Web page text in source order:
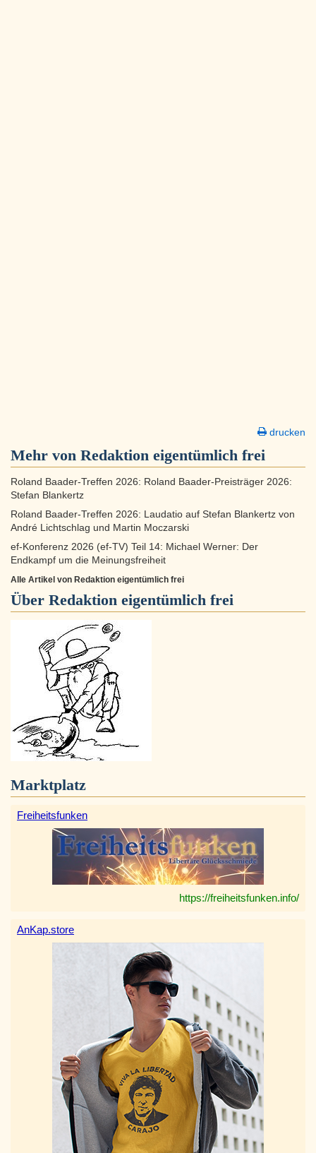
drucken
Mehr von Redaktion eigentümlich frei
Roland Baader-Treffen 2026: Roland Baader-Preisträger 2026:
Stefan Blankertz
Roland Baader-Treffen 2026: Laudatio auf Stefan Blankertz von
André Lichtschlag und Martin Moczarski
ef-Konferenz 2026 (ef-TV) Teil 14: Michael Werner: Der
Endkampf um die Meinungsfreiheit
Alle Artikel von Redaktion eigentümlich frei
Über Redaktion eigentümlich frei
Marktplatz
Freiheitsfunken
https://freiheitsfunken.info/
AnKap.store